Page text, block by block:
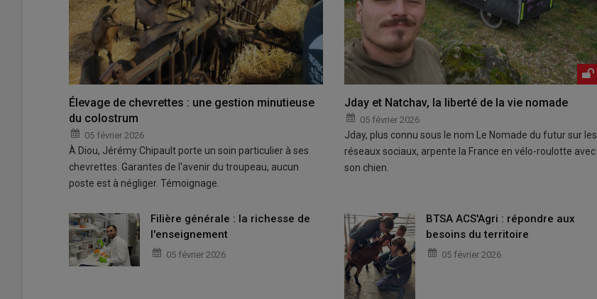
Élevage de chevrettes : une gestion minutieuse
du colostrum
05 février 2026
À Diou, Jérémy Chipault porte un soin particulier à ses
chevrettes. Garantes de l'avenir du troupeau, aucun
poste est à négliger. Témoignage.
Jday et Natchav, la liberté de la vie nomade
05 février 2026
Jday, plus connu sous le nom Le Nomade du futur sur les
réseaux sociaux, arpente la France en vélo-roulotte avec
son chien.
Filière générale : la richesse de
l'enseignement
05 février 2026
BTSA ACS'Agri : répondre aux
besoins du territoire
05 février 2026